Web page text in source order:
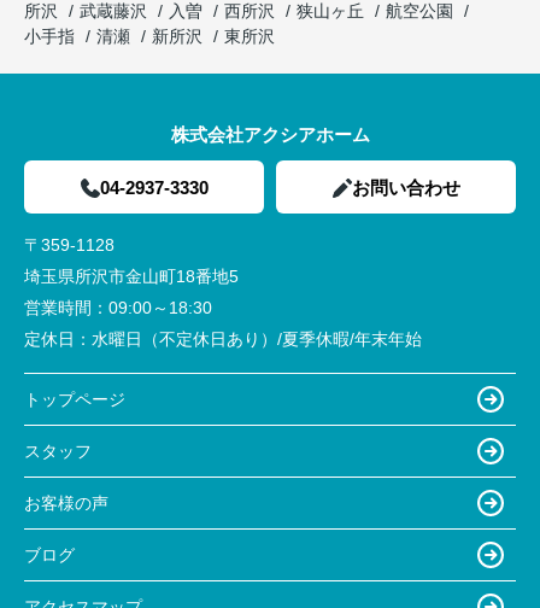
所沢
武蔵藤沢 入曽 西所沢 狭山ヶ丘
航空公園
小手指
清瀬 新所沢 東所沢
株式会社アクシアホーム
04-2937-3330 お問い合わせ
〒359-1128
埼玉県所沢市金山町18番地5
営業時間： 09:00～18:30
定休日： 水曜日（不定休日あり）/夏季休暇/年末年始
トップページ
スタッフ
お客様の声
ブログ